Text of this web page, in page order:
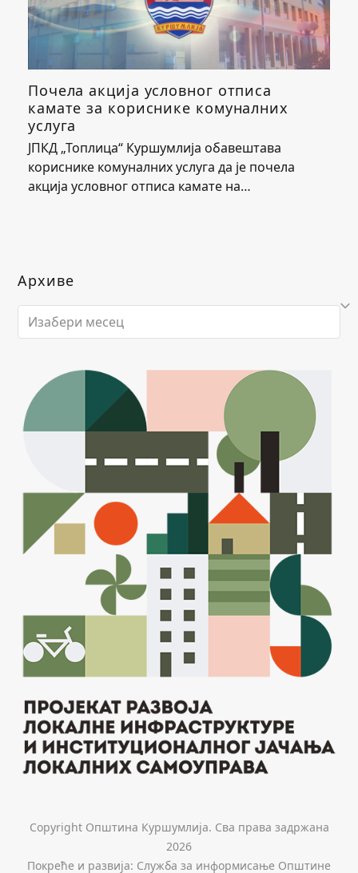
Почела акција условног отписа
камате за кориснике комуналних
услуга
ЈПКД „Топлица“ Куршумлија обавештава
кориснике комуналних услуга да је почела
акција условног отписа камате на…
Архиве
Архиве
Copyright Општина Куршумлија. Сва права задржана
2026
Покреће и развија: Служба за информисање Општине